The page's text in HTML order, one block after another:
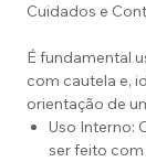
Cuidados e
É fundamental
com cautela e,
orientação de
Uso Interno:
ser feito